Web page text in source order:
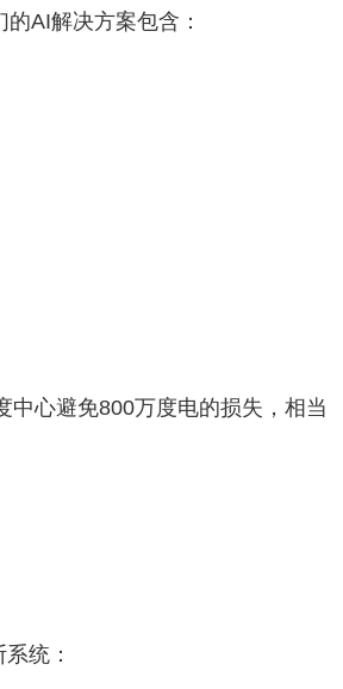
的AI解决方案包含：
中心避免800万度电的损失，相当
系统：